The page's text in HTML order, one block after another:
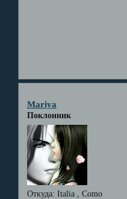
Mariya
Поклонник
Откуда: Italia , Como